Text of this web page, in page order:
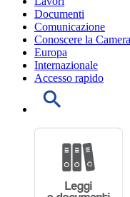
Documenti
Comunicazione
Conoscere la Camera
Europa
Internazionale
Accesso rapido